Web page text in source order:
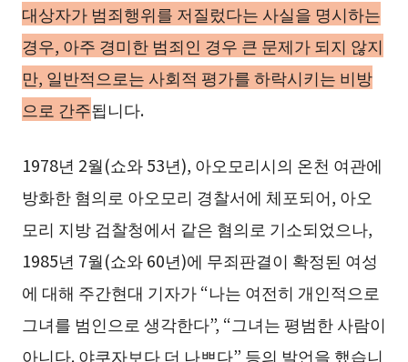
대상자가 범죄행위를 저질렀다는 사실을 명시하는
경우, 아주 경미한 범죄인 경우 큰 문제가 되지 않지
만, 일반적으로는 사회적 평가를 하락시키는 비방
으로 간주됩니다.
1978년 2월(쇼와 53년), 아오모리시의 온천 여관에
방화한 혐의로 아오모리 경찰서에 체포되어, 아오
모리 지방 검찰청에서 같은 혐의로 기소되었으나,
1985년 7월(쇼와 60년)에 무죄판결이 확정된 여성
에 대해 주간현대 기자가 “나는 여전히 개인적으로
그녀를 범인으로 생각한다”, “그녀는 평범한 사람이
아니다. 야쿠자보다 더 나쁘다” 등의 발언을 했습니